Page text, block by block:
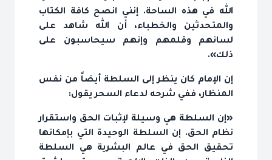
الله في هذه الساحة. إنني انصح كافة الكتاب
والمتحدثين والخطباء، أن الله شاهد على
لسانهم وقلمهم وإنهم سيحاسبون على
ذلك».
إن الإمام كان ينظر إلى السلطة أيضاً من نفس
المنظار، ففي شرحه لدعاء السحر يقول:
«إن السلطة هي وسيلة لإثبات الحق واستقرار
نظام الحق. إن السلطة الوحيدة التي بإمكانها
تحقيق الحق في عالم البشرية هي السلطة